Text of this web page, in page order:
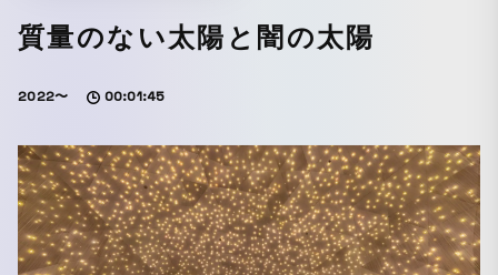
質量のない太陽と闇の太陽
2022〜 00:01:45